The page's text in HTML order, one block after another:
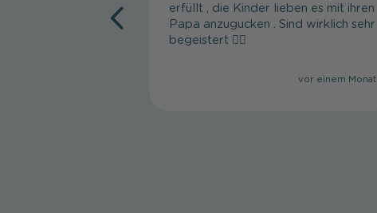
erfüllt , die Kinder lieben es mit ihren
Papa anzugucken . Sind wirklich sehr
begeistert 👍🏼
vor einem Monat